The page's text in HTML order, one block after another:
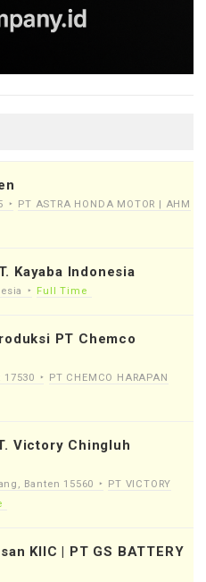
PT ASTRA HONDA MOTOR | AHM
Kayaba Indonesia
Full Time
PT Chemco
17530
PT CHEMCO HARAPAN
Victory Chingluh
Banten 15560
PT VICTORY
KIIC | PT GS BATTERY